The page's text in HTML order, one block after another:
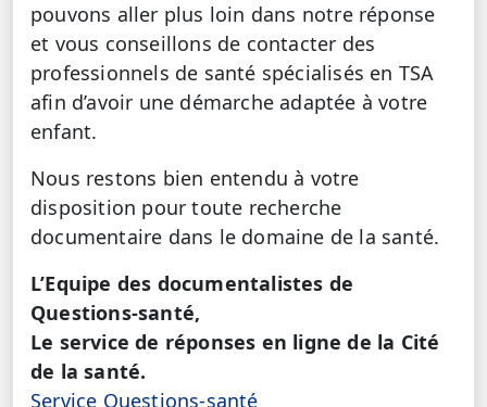
pouvons aller plus loin dans notre réponse
et vous conseillons de contacter des
professionnels de santé spécialisés en TSA
afin d’avoir une démarche adaptée à votre
enfant.
Nous restons bien entendu à votre
disposition pour toute recherche
documentaire dans le domaine de la santé.
L’Equipe des documentalistes de
Questions-santé,
Le service de réponses en ligne de la Cité
de la santé.
Service Questions-santé